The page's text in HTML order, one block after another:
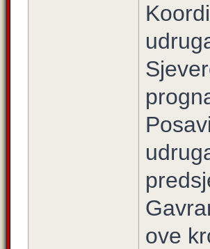
ove